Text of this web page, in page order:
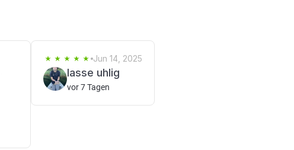
Jun 14, 2025
lasse uhlig
vor 7 Tagen